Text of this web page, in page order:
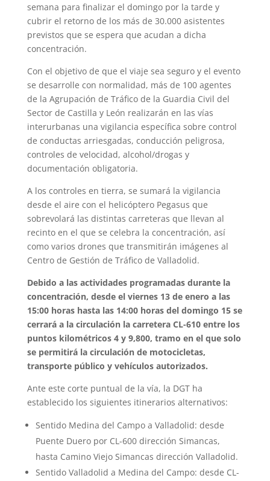
semana para finalizar el domingo por la tarde y
cubrir el retorno de los más de 30.000 asistentes
previstos que se espera que acudan a dicha
concentración.
Con el objetivo de que el viaje sea seguro y el evento
se desarrolle con normalidad, más de 100 agentes
de la Agrupación de Tráfico de la Guardia Civil del
Sector de Castilla y León realizarán en las vías
interurbanas una vigilancia específica sobre control
de conductas arriesgadas, conducción peligrosa,
controles de velocidad, alcohol/drogas y
documentación obligatoria.
A los controles en tierra, se sumará la vigilancia
desde el aire con el helicóptero Pegasus que
sobrevolará las distintas carreteras que llevan al
recinto en el que se celebra la concentración, así
como varios drones que transmitirán imágenes al
Centro de Gestión de Tráfico de Valladolid.
Debido a las actividades programadas durante la
concentración, desde el viernes 13 de enero a las
15:00 horas hasta las 14:00 horas del domingo 15 se
cerrará a la circulación la carretera CL-610 entre los
puntos kilométricos 4 y 9,800, tramo en el que solo
se permitirá la circulación de motocicletas,
transporte público y vehículos autorizados.
Ante este corte puntual de la vía, la DGT ha
establecido los siguientes itinerarios alternativos:
Sentido Medina del Campo a Valladolid: desde
Puente Duero por CL-600 dirección Simancas,
hasta Camino Viejo Simancas dirección Valladolid.
Sentido Valladolid a Medina del Campo: desde CL-